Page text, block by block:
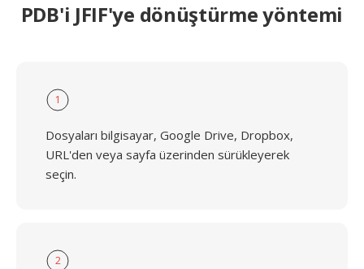
PDB'i JFIF'ye dönüştürme yöntemi
1
Dosyaları bilgisayar, Google Drive, Dropbox,
URL'den veya sayfa üzerinden sürükleyerek
seçin.
2